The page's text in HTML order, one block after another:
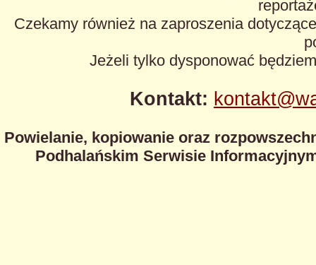
Czekamy również na zaproszenia
Jeżeli tylko dysponować
Kontakt:
Powielanie, kopiowanie oraz
Podhalańskim Serwisie